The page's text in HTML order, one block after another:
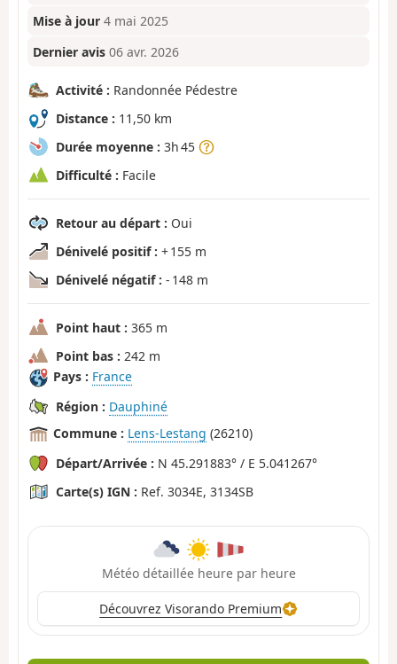
Mise à jour 4 mai 2025
Dernier avis 06 avr. 2026
Activité : Randonnée Pédestre
Distance : 11,50 km
Durée moyenne : 3h 45
Difficulté : Facile
Retour au départ : Oui
Dénivelé positif : + 155 m
Dénivelé négatif : - 148 m
Point haut : 365 m
Point bas : 242 m
Pays : France
Région : Dauphiné
Commune : Lens-Lestang (26210)
Départ/Arrivée : N 45.291883° / E 5.041267°
Carte(s) IGN : Ref. 3034E, 3134SB
Météo détaillée heure par heure
Découvrez Visorando Premium